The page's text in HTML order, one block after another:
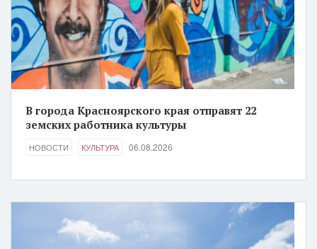
В города Красноярского края отправят 22
земских работника культуры
НОВОСТИ КУЛЬТУРА 06.08.2026